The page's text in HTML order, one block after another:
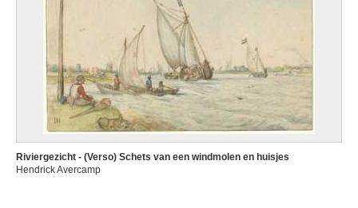
Riviergezicht - (Verso) Schets van een windmolen en huisjes
Hendrick Avercamp